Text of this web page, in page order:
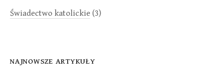
Świadectwo katolickie (3)
NAJNOWSZE ARTYKUŁY